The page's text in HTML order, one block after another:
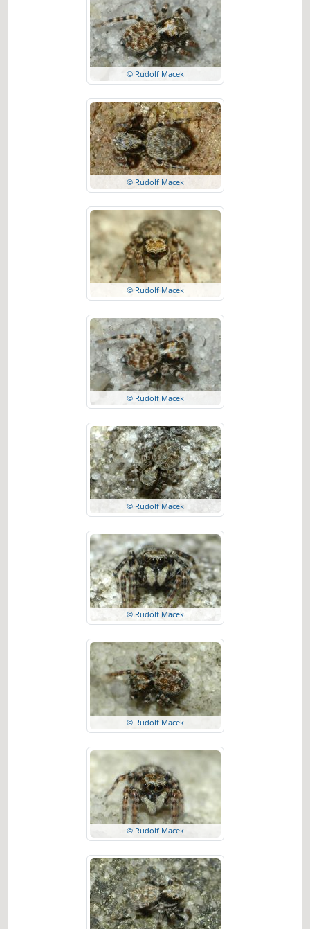
© Rudolf Macek
© Rudolf Macek
© Rudolf Macek
© Rudolf Macek
© Rudolf Macek
© Rudolf Macek
© Rudolf Macek
© Rudolf Macek